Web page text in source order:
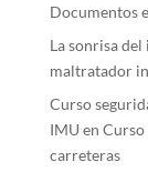
Documentos
La sonrisa
maltratador
Curso
IMU en Curso
carreteras